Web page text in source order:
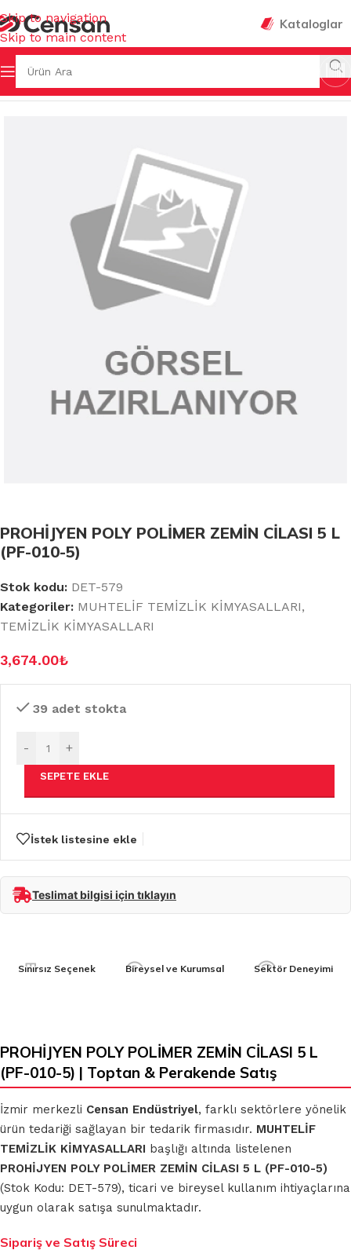
Skip to navigation
Skip to main content
Kataloglar
KİMYASALLARI MUHTELİF TEMİZLİK KİMYASALLARI
PROHİJYEN POLY POLİMER ZEMİN CİLASI 5 L
(PF-010-5)
Stok kodu: DET-579
Kategoriler: MUHTELİF TEMİZLİK KİMYASALLARI,
TEMİZLİK KİMYASALLARI
3,674.00₺
39 adet stokta
- +
SEPETE EKLE
İstek listesine ekle
Teslimat bilgisi için tıklayın
Sınırsız Seçenek Bireysel ve Kurumsal Sektör Deneyimi
PROHİJYEN POLY POLİMER ZEMİN CİLASI 5 L
(PF-010-5) | Toptan & Perakende Satış
İzmir merkezli Censan Endüstriyel, farklı sektörlere yönelik
ürün tedariği sağlayan bir tedarik firmasıdır. MUHTELİF
TEMİZLİK KİMYASALLARI başlığı altında listelenen
PROHİJYEN POLY POLİMER ZEMİN CİLASI 5 L (PF-010-5)
(Stok Kodu: DET-579), ticari ve bireysel kullanım ihtiyaçlarına
uygun olarak satışa sunulmaktadır.
Sipariş ve Satış Süreci